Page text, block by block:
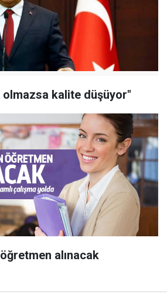
olmazsa kalite düşüyor"
alınacak